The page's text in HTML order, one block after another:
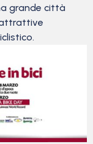
grande città